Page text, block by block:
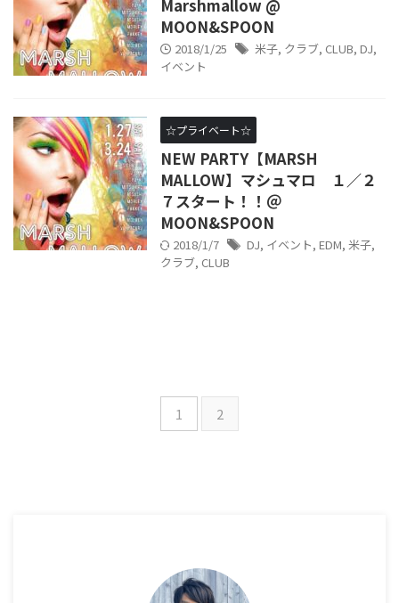
Marshmallow @
MOON&SPOON
2018/1/25 米子, クラブ, CLUB, DJ,
イベント
☆プライベート☆
NEW PARTY【MARSH
MALLOW】マシュマロ １／２
７スタート！！＠
MOON&SPOON
2018/1/7 DJ, イベント, EDM, 米子,
クラブ, CLUB
1 2